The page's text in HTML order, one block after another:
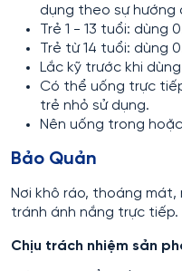
dụng theo sự hướng
Trẻ 1 - 13 tuổi: dùng
Trẻ từ 14 tuổi: dùng
Lắc kỹ trước khi
Có thể uống trực
trẻ nhỏ sử dụng.
Nên uống trong
Bảo Quản
Nơi khô ráo, thoáng
tránh ánh nắng trực tiếp.
Chịu trách nhiệm sản